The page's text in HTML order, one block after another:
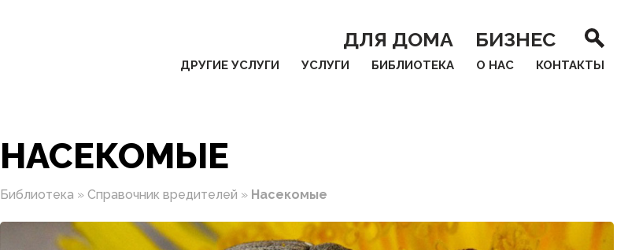
ДЛЯ ДОМА БИЗНЕС
ДРУГИЕ УСЛУГИ УСЛУГИ БИБЛИОТЕКА О НАС КОНТАКТЫ
НАСЕКОМЫЕ
Библиотека » Справочник вредителей » Насекомые